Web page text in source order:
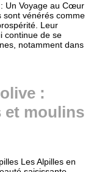
Un Voyage au Cœur
sont vénérés comme
Leur
continue de se
notamment dans
:
et moulins
Les Alpilles en